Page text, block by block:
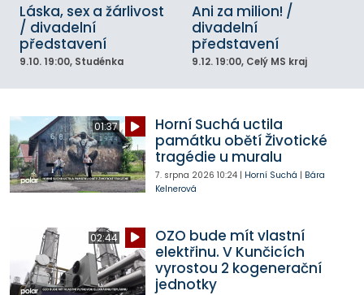
Láska, sex a žárlivost
/ divadelní
představení
9.10. 19:00, Studénka
Ani za milion! /
divadelní
představení
9.12. 19:00, Celý MS kraj
01:37
Horní Suchá uctila
památku obětí Životické
tragédie u muralu
7. srpna 2026 10:24| Horní Suchá | Bára
Kelnerová
02:44
OZO bude mít vlastní
elektřinu. V Kunčicích
vyrostou 2 kogenerační
jednotky